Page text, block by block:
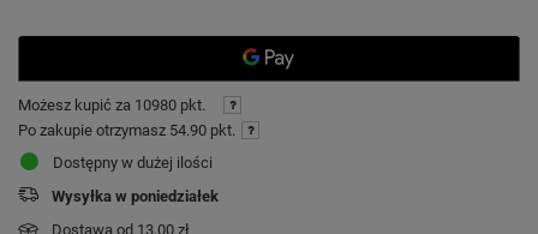
Możesz kupić za 10980 pkt.
Po zakupie otrzymasz 54.90 pkt.
Dostępny w dużej ilości
Wysyłka w poniedziałek
Dostawa od 13,00 zł